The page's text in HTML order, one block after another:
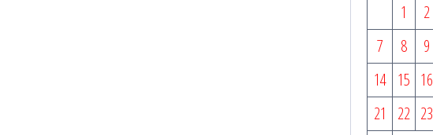
1
2
7
8 9
14 15 16
21
22 23